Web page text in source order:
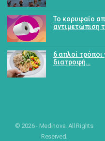
Το κορυφαίο
αντιμετώπιση
6 απλοί τρόποι
διατροφή…
© 2026 - Medinova. All Rights
Reserved.